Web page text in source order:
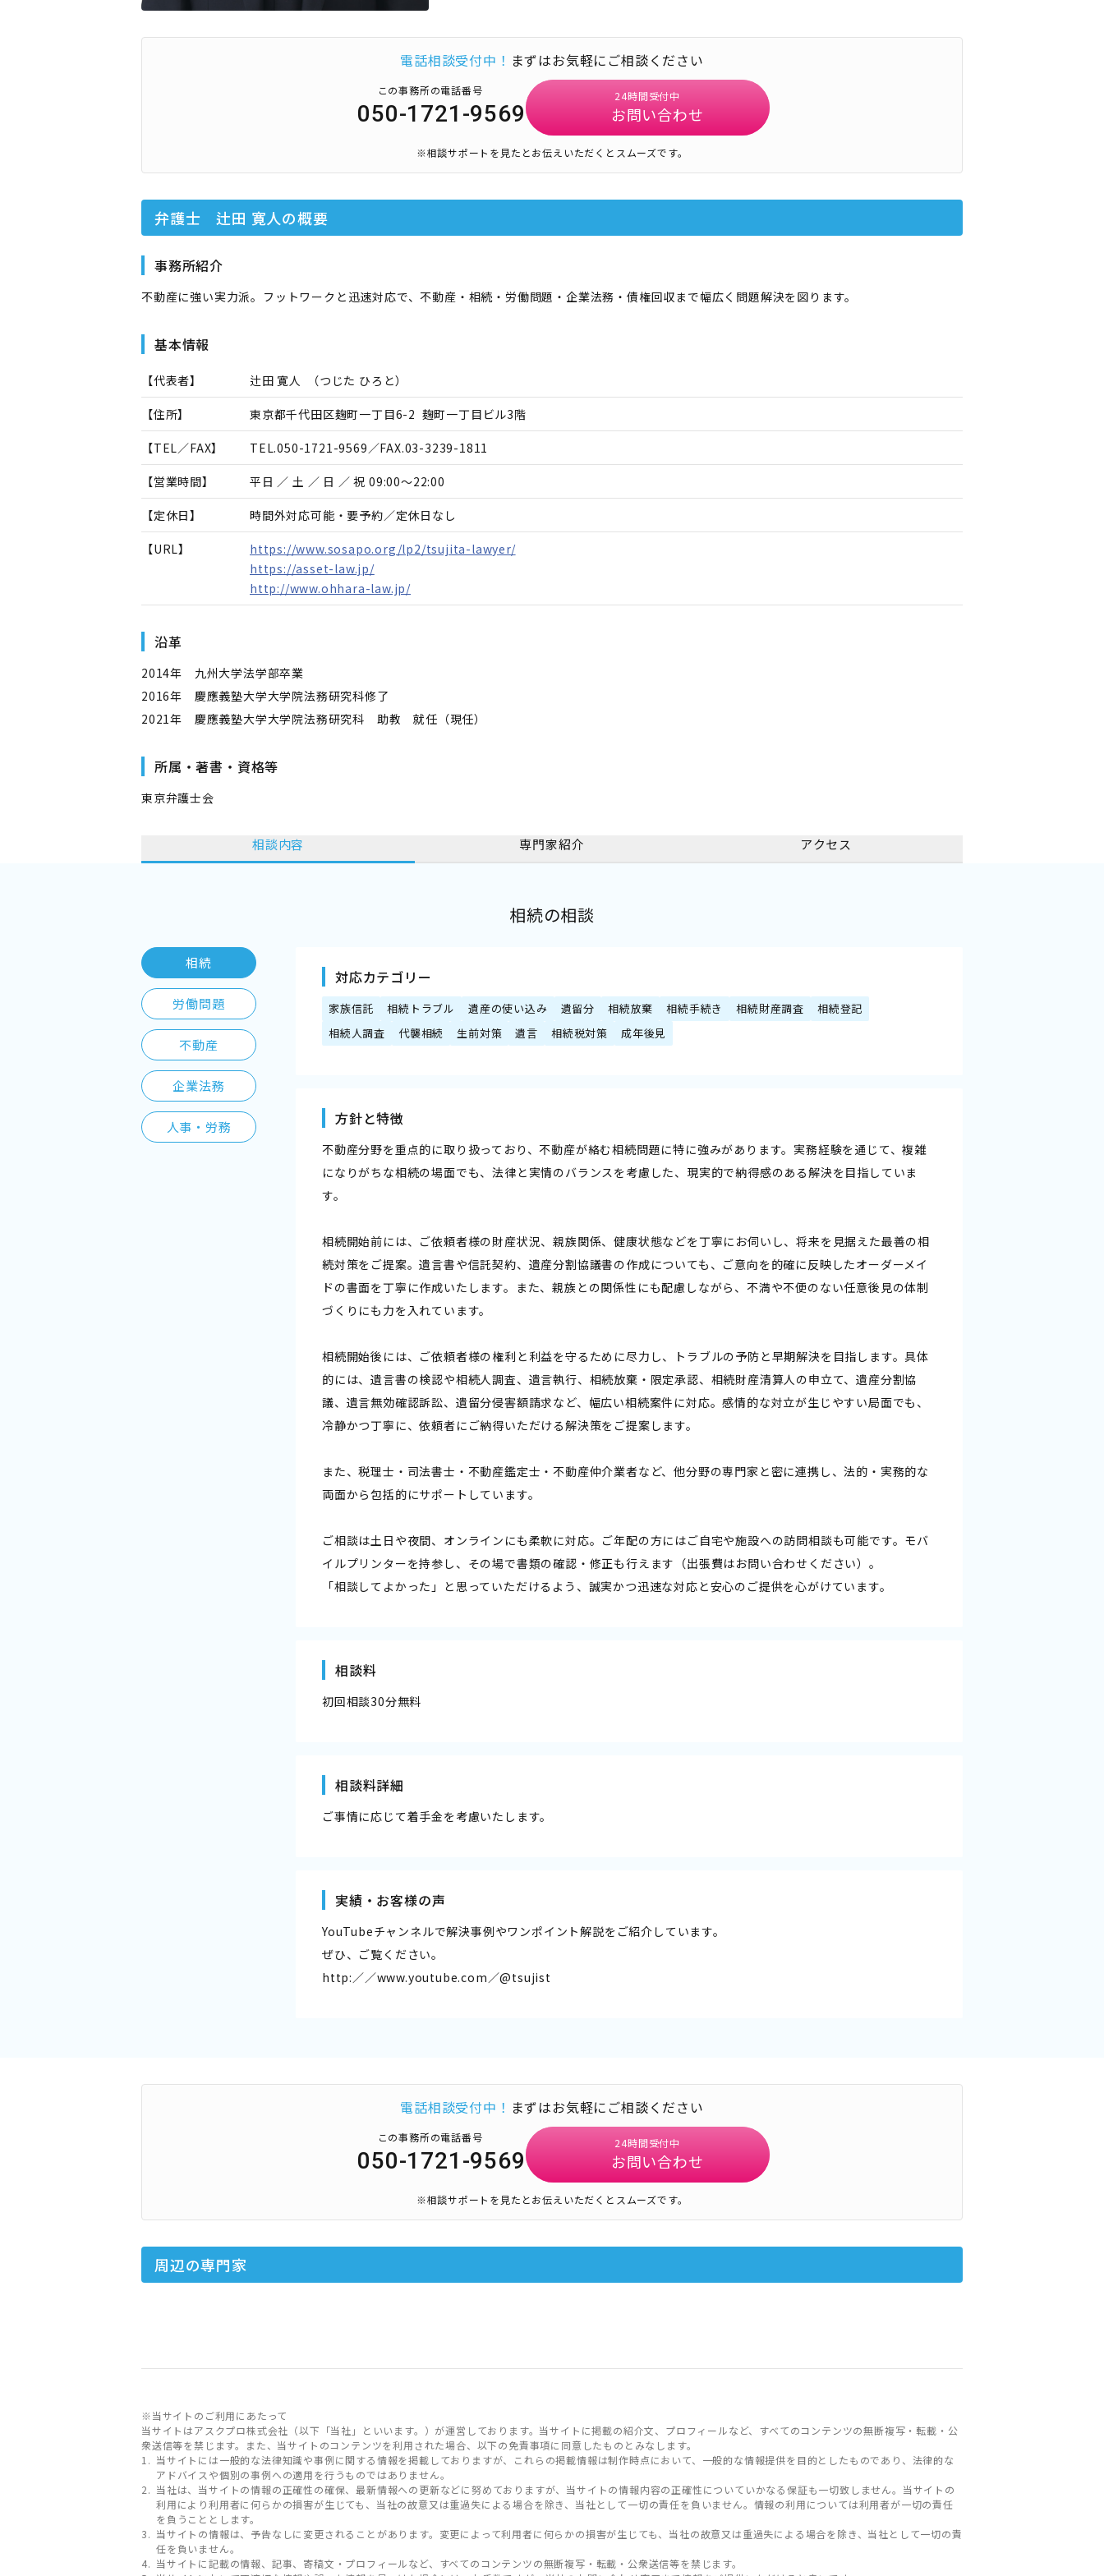
電話相談受付中！ まずはお気軽にご相談ください
この事務所の電話番号
050-1721-9569
24時間受付中
お問い合わせ
※相談サポートを見たとお伝えいただくとスムーズです。
弁護士 辻田 寛人の概要
事務所紹介
不動産に強い実力派。フットワークと迅速対応で、不動産・相続・労働問題・企業法務・債権回収まで幅広く問題解決を図ります。
基本情報
【代表者】 辻田 寛人 （つじた ひろと）
【住所】 東京都千代田区麹町一丁目6-2 麹町一丁目ビル3階
【TEL／FAX】 TEL.050-1721-9569／FAX.03-3239-1811
【営業時間】 平日 ／ 土 ／ 日 ／ 祝 09:00～22:00
【定休日】 時間外対応可能・要予約／定休日なし
【URL】
https://www.sosapo.org/lp2/tsujita-lawyer/
https://asset-law.jp/
http://www.ohhara-law.jp/
沿革
2014年 九州大学法学部卒業
2016年 慶應義塾大学大学院法務研究科修了
2021年 慶應義塾大学大学院法務研究科 助教 就任（現任）
所属・著書・資格等
東京弁護士会
相談内容 専門家紹介 アクセス
相続の相談
相続
労働問題
不動産
企業法務
人事・労務
対応カテゴリー
家族信託 相続トラブル 遺産の使い込み 遺留分 相続放棄 相続手続き 相続財産調査
相続登記
相続人調査
代襲相続 生前対策 遺言 相続税対策 成年後見
方針と特徴
不動産分野を重点的に取り扱っており、不動産が絡む相続問題に特に強みがあります。実務経験を通じて、複雑
になりがちな相続の場面でも、法律と実情のバランスを考慮した、現実的で納得感のある解決を目指していま
す。
相続開始前には、ご依頼者様の財産状況、親族関係、健康状態などを丁寧にお伺いし、将来を見据えた最善の相
続対策をご提案。遺言書や信託契約、遺産分割協議書の作成についても、ご意向を的確に反映したオーダーメイ
ドの書面を丁寧に作成いたします。また、親族との関係性にも配慮しながら、不満や不便のない任意後見の体制
づくりにも力を入れています。
相続開始後には、ご依頼者様の権利と利益を守るために尽力し、トラブルの予防と早期解決を目指します。具体
的には、遺言書の検認や相続人調査、遺言執行、相続放棄・限定承認、相続財産清算人の申立て、遺産分割協
議、遺言無効確認訴訟、遺留分侵害額請求など、幅広い相続案件に対応。感情的な対立が生じやすい局面でも、
冷静かつ丁寧に、依頼者にご納得いただける解決策をご提案します。
また、税理士・司法書士・不動産鑑定士・不動産仲介業者など、他分野の専門家と密に連携し、法的・実務的な
両面から包括的にサポートしています。
ご相談は土日や夜間、オンラインにも柔軟に対応。ご年配の方にはご自宅や施設への訪問相談も可能です。モバ
イルプリンターを持参し、その場で書類の確認・修正も行えます（出張費はお問い合わせください）。
「相談してよかった」と思っていただけるよう、誠実かつ迅速な対応と安心のご提供を心がけています。
相談料
初回相談30分無料
相談料詳細
ご事情に応じて着手金を考慮いたします。
実績・お客様の声
YouTubeチャンネルで解決事例やワンポイント解説をご紹介しています。
ぜひ、ご覧ください。
http:／／www.youtube.com／@tsujist
電話相談受付中！ まずはお気軽にご相談ください
この事務所の電話番号
050-1721-9569
24時間受付中
お問い合わせ
※相談サポートを見たとお伝えいただくとスムーズです。
周辺の専門家
※当サイトのご利用にあたって
当サイトはアスクプロ株式会社（以下「当社」といいます。）が運営しております。当サイトに掲載の紹介文、プロフィールなど、すべてのコンテンツの無断複写・転載・公
衆送信等を禁じます。また、当サイトのコンテンツを利用された場合、以下の免責事項に同意したものとみなします。
当サイトには一般的な法律知識や事例に関する情報を掲載しておりますが、これらの掲載情報は制作時点において、一般的な情報提供を目的としたものであり、法律的な
アドバイスや個別の事例への適用を行うものではありません。
当社は、当サイトの情報の正確性の確保、最新情報への更新などに努めておりますが、当サイトの情報内容の正確性についていかなる保証も一切致しません。当サイトの
利用により利用者に何らかの損害が生じても、当社の故意又は重過失による場合を除き、当社として一切の責任を負いません。情報の利用については利用者が一切の責任
を負うこととします。
当サイトの情報は、予告なしに変更されることがあります。変更によって利用者に何らかの損害が生じても、当社の故意又は重過失による場合を除き、当社として一切の責
任を負いません。
当サイトに記載の情報、記事、寄稿文・プロフィールなど、すべてのコンテンツの無断複写・転載・公衆送信等を禁じます。